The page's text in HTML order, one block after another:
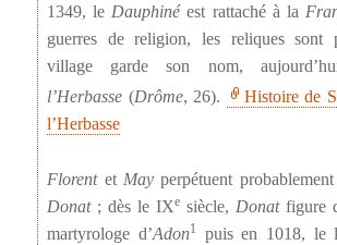
1349, leDauphinéest rattaché à la
guerres de religion, les reliques sont
village garde son nom,
l’Herbasse (Drôme, 26).
Histoire de
l’Herbasse
Florent etMayperpétuent
Donat; dès le IXe siècle, Donat figure
martyrologe d’Adon1
puis en 1018, le